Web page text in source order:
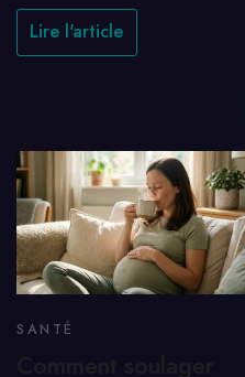
Lire l'article
SANTÉ